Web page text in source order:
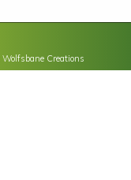
Wolfsbane Creations